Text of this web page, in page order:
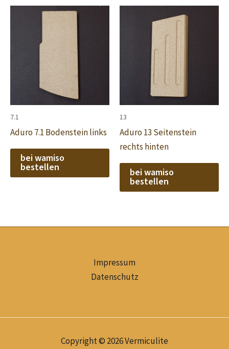
7.1
Aduro 7.1 Bodenstein links
bei wamiso
bestellen
13
Aduro 13 Seitenstein
rechts hinten
bei wamiso
bestellen
Impressum
Datenschutz
Copyright © 2026 Vermiculite